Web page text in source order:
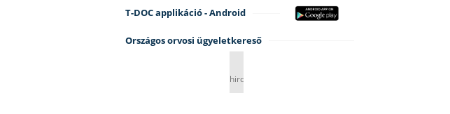
T-DOC applikáció - Android
Országos orvosi ügyeletkereső
hirdetés